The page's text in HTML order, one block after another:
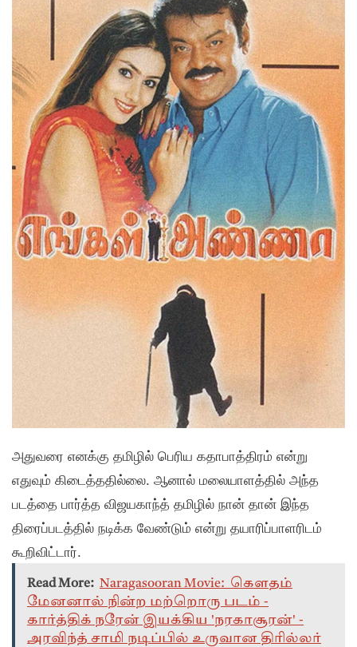
அதுவரை எனக்கு தமிழில் பெரிய கதாபாத்திரம் என்று
எதுவும் கிடைத்ததில்லை. ஆனால் மலையாளத்தில் அந்த
படத்தை பார்த்த விஜயகாந்த் தமிழில் நான் தான் இந்த
திரைப்படத்தில் நடிக்க வேண்டும் என்று தயாரிப்பாளரிடம்
கூறிவிட்டார்.
Read More: Naragasooran Movie: கௌதம்
மேனனால் நின்ற மற்றொரு படம் -
கார்த்திக் நரேன் இயக்கிய 'நரகாசூரன்' -
அரவிந்த் சாமி நடிப்பில் உருவான திரில்லர்